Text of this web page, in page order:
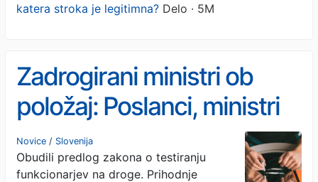
katera stroka je legitimna? Delo · 5M
Zadrogirani ministri ob
položaj: Poslanci, ministri
in državni sekretarji bodo
še lahko kadili travo
Novice / Slovenija
Obudili predlog zakona o testiranju
funkcionarjev na droge. Prihodnje